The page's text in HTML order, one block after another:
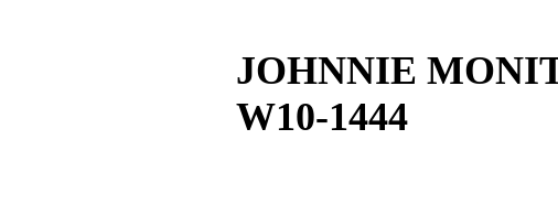
JOHNNIE
W10-1444